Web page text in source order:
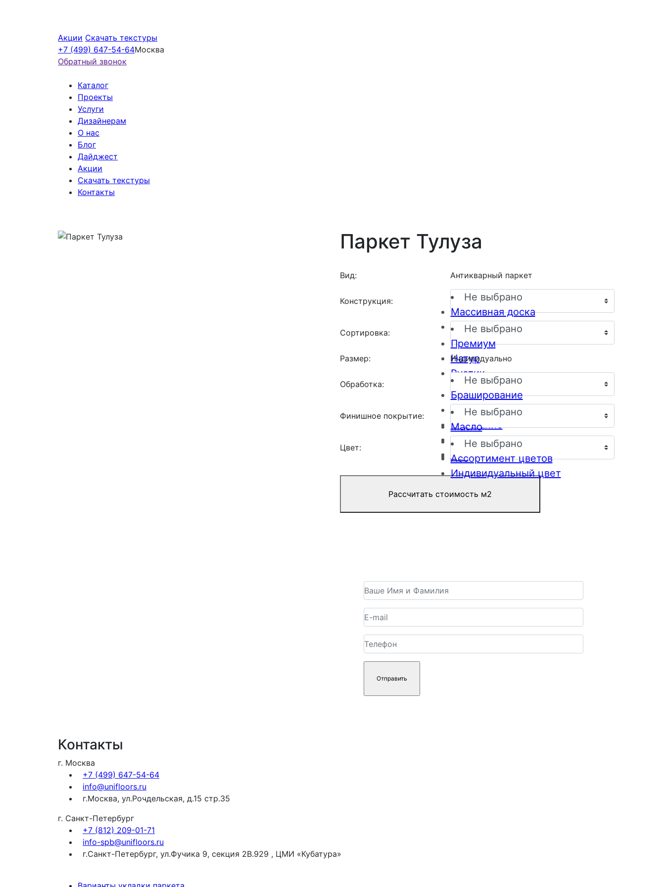
Акции Скачать текстуры
+7 (499) 647-54-64Москва
Обратный звонок
Каталог
Проекты
Услуги
Дизайнерам
О нас
Блог
Дайджест
Акции
Скачать текстуры
Контакты
Паркет Тулуза
Вид: Антикварный паркет
Конструкция:
Не выбрано
Массивная доска
Инженерная доска
Сортировка:
Не выбрано
Премиум
Натур
Рустик
Размер: Индивидуально
Обработка:
Не выбрано
Браширование
Пескоструйная обработка
Строгание
Античное старение
Пиление
Финишное покрытие:
Не выбрано
Масло
Масло-воск
Лак
Цвет:
Не выбрано
Ассортимент цветов
Индивидуальный цвет
Рассчитать стоимость м2
Контакты
г. Москва
+7 (499) 647-54-64
info@unifloors.ru
г.Москва, ул.Рочдельская, д.15 стр.35
г. Санкт-Петербург
+7 (812) 209-01-71
info-spb@unifloors.ru
г.Санкт-Петербург, ул.Фучика 9, секция 2В.929 , ЦМИ «Кубатура»